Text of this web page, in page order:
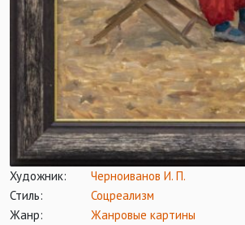
Художник:
Черноиванов И. П.
Стиль:
Соцреализм
Жанр:
Жанровые картины